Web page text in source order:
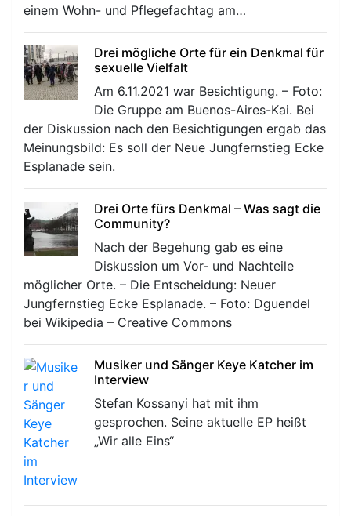
einem Wohn- und Pflegefachtag am…
Drei mögliche Orte für ein Denkmal für
sexuelle Vielfalt
Am 6.11.2021 war Besichtigung. – Foto:
Die Gruppe am Buenos-Aires-Kai. Bei
der Diskussion nach den Besichtigungen ergab das
Meinungsbild: Es soll der Neue Jungfernstieg Ecke
Esplanade sein.
Drei Orte fürs Denkmal – Was sagt die
Community?
Nach der Begehung gab es eine
Diskussion um Vor- und Nachteile
möglicher Orte. – Die Entscheidung: Neuer
Jungfernstieg Ecke Esplanade. – Foto: Dguendel
bei Wikipedia – Creative Commons
Musiker und Sänger Keye Katcher im
Interview
Stefan Kossanyi hat mit ihm
gesprochen. Seine aktuelle EP heißt
„Wir alle Eins“